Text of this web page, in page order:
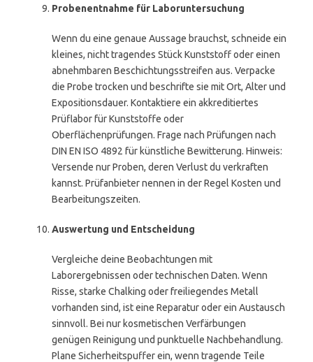
Probenentnahme für Laboruntersuchung
Wenn du eine genaue Aussage brauchst, schneide ein
kleines, nicht tragendes Stück Kunststoff oder einen
abnehmbaren Beschichtungsstreifen aus. Verpacke
die Probe trocken und beschrifte sie mit Ort, Alter und
Expositionsdauer. Kontaktiere ein akkreditiertes
Prüflabor für Kunststoffe oder
Oberflächenprüfungen. Frage nach Prüfungen nach
DIN EN ISO 4892 für künstliche Bewitterung. Hinweis:
Versende nur Proben, deren Verlust du verkraften
kannst. Prüfanbieter nennen in der Regel Kosten und
Bearbeitungszeiten.
Auswertung und Entscheidung
Vergleiche deine Beobachtungen mit
Laborergebnissen oder technischen Daten. Wenn
Risse, starke Chalking oder freiliegendes Metall
vorhanden sind, ist eine Reparatur oder ein Austausch
sinnvoll. Bei nur kosmetischen Verfärbungen
genügen Reinigung und punktuelle Nachbehandlung.
Plane Sicherheitspuffer ein, wenn tragende Teile